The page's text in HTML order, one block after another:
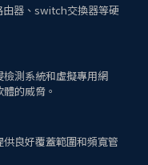
器、switch交換器等硬
測系統和虛擬專用網
的威脅。
良好覆蓋範圍和頻寬管